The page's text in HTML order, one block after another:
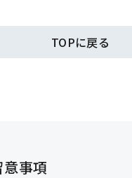
TOPに戻る
事項